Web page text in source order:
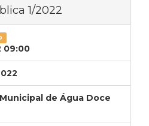
1/2022
09:00
de Água Doce